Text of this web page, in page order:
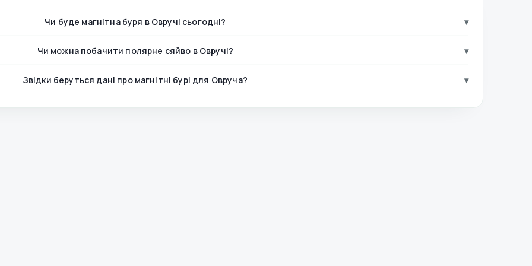
Чи буде магнітна буря в Овручі сьогодні? ▾
Чи можна побачити полярне сяйво в Овручі? ▾
Звідки беруться дані про магнітні бурі для Овруча? ▾